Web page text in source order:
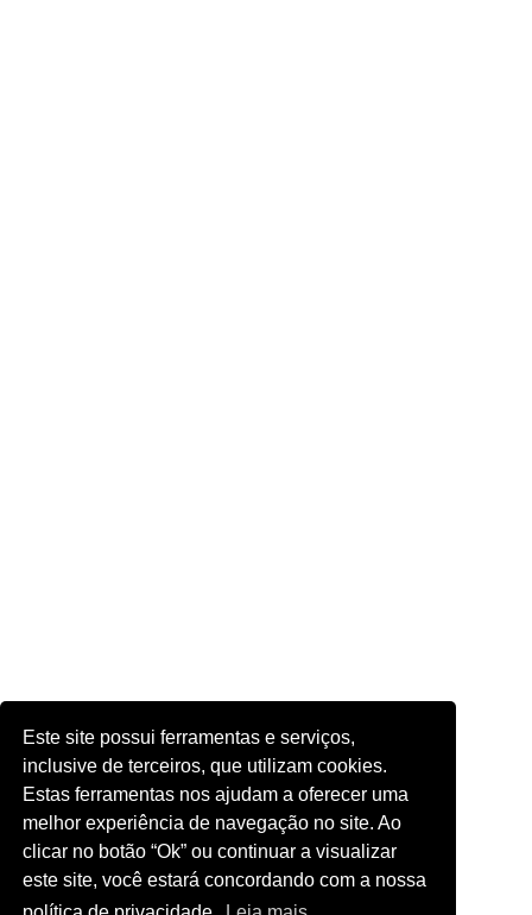
Este site possui ferramentas e serviços,
inclusive de terceiros, que utilizam cookies.
Estas ferramentas nos ajudam a oferecer uma
melhor experiência de navegação no site. Ao
clicar no botão “Ok” ou continuar a visualizar
este site, você estará concordando com a nossa